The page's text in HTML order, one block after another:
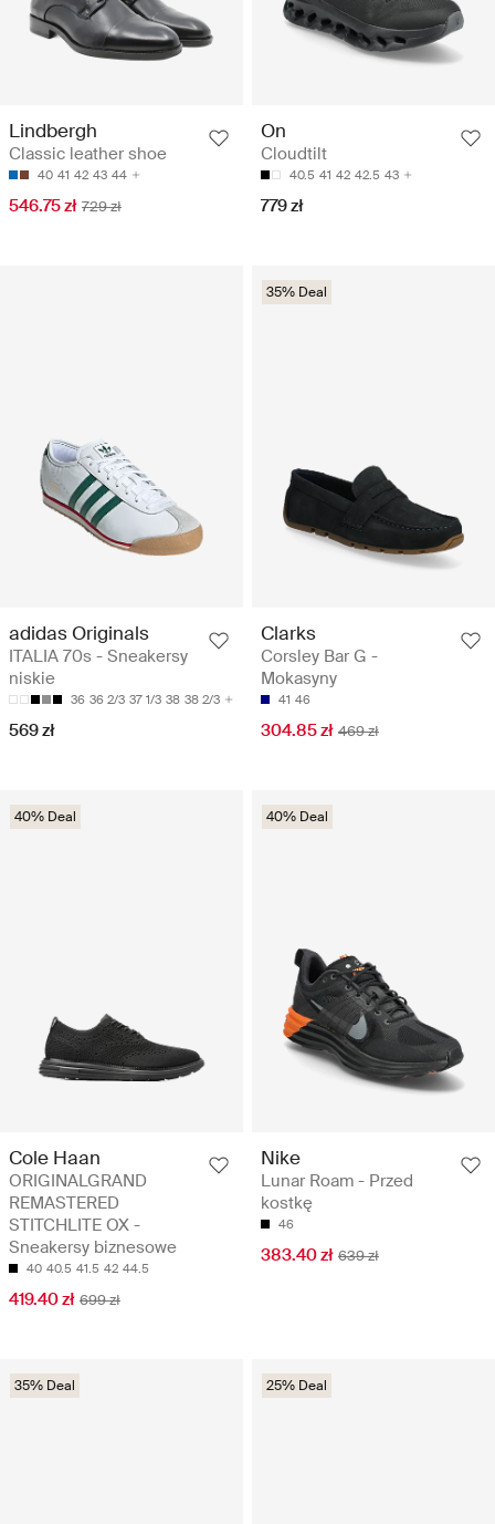
Lindbergh
Classic leather shoe
40 41 42 43 44
546.75 zł 729 zł
On
Cloudtilt
40.5 41 42 42.5 43
779 zł
adidas Originals
ITALIA 70s - Sneakersy
niskie
36 36 2/3 37 1/3 38 38 2/3
569 zł
35% Deal
Clarks
Corsley Bar G -
Mokasyny
41 46
304.85 zł 469 zł
40% Deal
Cole Haan
ORIGINALGRAND
REMASTERED
STITCHLITE OX -
Sneakersy biznesowe
40 40.5 41.5 42 44.5
419.40 zł 699 zł
40% Deal
Nike
Lunar Roam - Przed
kostkę
46
383.40 zł 639 zł
35% Deal 25% Deal